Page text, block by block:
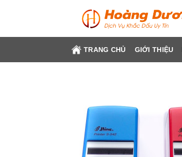
TRANG CHỦ GIỚI THIỆU